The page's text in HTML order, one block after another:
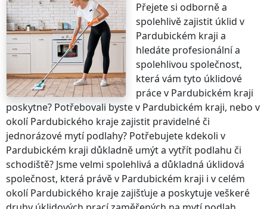
Přejete si odborně a
spolehlivě zajistit úklid v
Pardubickém kraji a
hledáte profesionální a
spolehlivou společnost,
která vám tyto úklidové
prácev Pardubickém kraji
poskytne? Potřebovali bystev Pardubickém kraji, nebo v
okolíPardubického krajezajistit pravidelné či
jednorázové mytí podlahy? Potřebujete kdekoli v
Pardubickém kraji důkladně umýt a vytřít podlahu či
schodiště? Jsme velmi spolehlivá a důkladná úklidová
společnost, která právěv Pardubickém kraji i v celém
okolíPardubického krajezajišťuje a poskytuje veškeré